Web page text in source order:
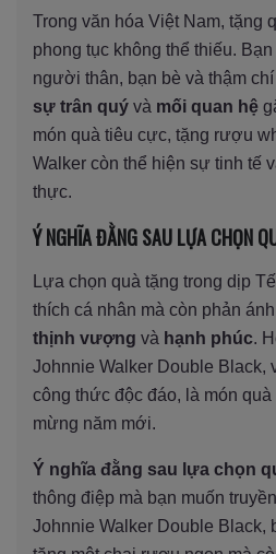
Trong văn hóa Việt Nam, tặng
phong tục không thể thiếu.
người thân, bạn bè và thậm
sự trân quý và mối quan hệ
món quà tiêu cực, tặng rượu
Walker còn thể hiện sự tinh tế
thực.
Ý NGHĨA ĐẰNG SAU LỰA CHỌN
Lựa chọn quà tặng trong dịp
thích cá nhân mà còn phản ánh
thịnh vượng và hạnh phúc.
Johnnie Walker Double Black,
công thức độc đáo, là món
mừng năm mới.
Ý nghĩa đằng sau lựa chọn
thông điệp mà bạn muốn
Johnnie Walker Double Black,